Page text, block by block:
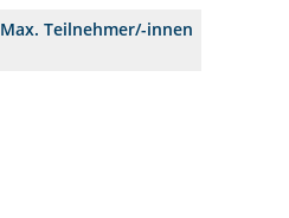
Max. Teilnehmer/-innen